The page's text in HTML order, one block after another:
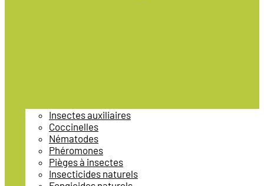
Insectes auxiliaires
Coccinelles
Nématodes
Phéromones
Pièges à insectes
Insecticides naturels